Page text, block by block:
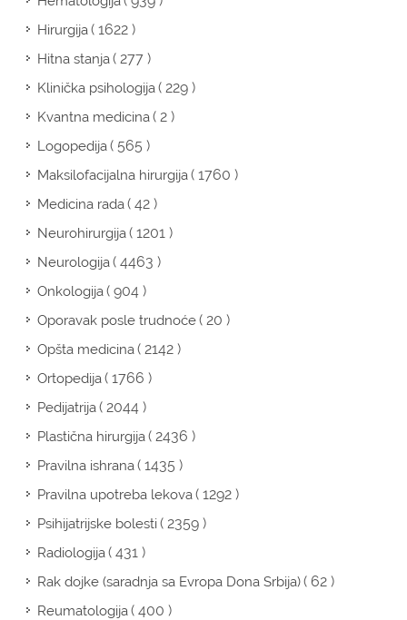
Hirurgija( 1622 )
Hitna stanja( 277 )
Klinička psihologija( 229 )
Kvantna medicina( 2 )
Logopedija( 565 )
Maksilofacijalna hirurgija( 1760 )
Medicina rada( 42 )
Neurohirurgija( 1201 )
Neurologija( 4463 )
Onkologija( 904 )
Oporavak posle trudnoće( 20 )
Opšta medicina( 2142 )
Ortopedija( 1766 )
Pedijatrija( 2044 )
Plastična hirurgija( 2436 )
Pravilna ishrana( 1435 )
Pravilna upotreba lekova( 1292 )
Psihijatrijske bolesti( 2359 )
Radiologija( 431 )
Rak dojke (saradnja sa Evropa Dona Srbija)( 62 )
Reumatologija( 400 )